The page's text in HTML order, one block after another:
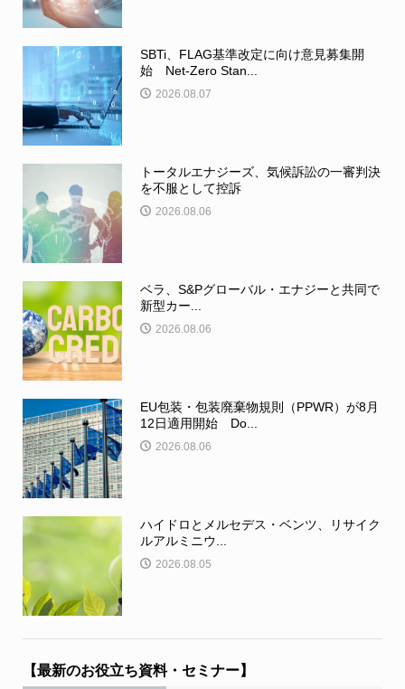
SBTi、FLAG基準改定に向け意見募集開
始 Net-Zero Stan...
2026.08.07
トータルエナジーズ、気候訴訟の一審判決
を不服として控訴
2026.08.06
ベラ、S&Pグローバル・エナジーと共同で
新型カー...
2026.08.06
EU包装・包装廃棄物規則（PPWR）が8月
12日適用開始 Do...
2026.08.06
ハイドロとメルセデス・ベンツ、リサイク
ルアルミニウ...
2026.08.05
【最新のお役立ち資料・セミナー】